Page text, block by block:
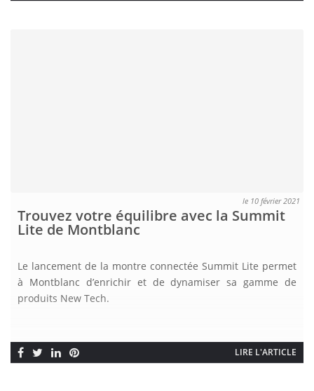
le 10 février 2021
Trouvez votre équilibre avec la Summit
Lite de Montblanc
Le lancement de la montre connectée Summit Lite permet
à Montblanc d’enrichir et de dynamiser sa gamme de
produits New Tech.
LIRE L'ARTICLE